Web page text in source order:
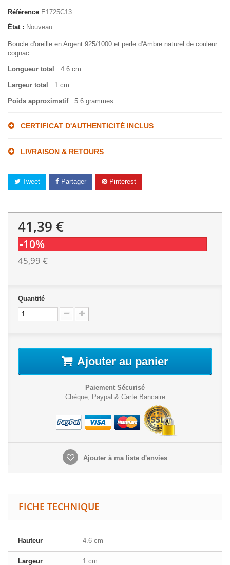
Référence E1725C13
État : Nouveau
Boucle d'oreille en Argent 925/1000 et perle d'Ambre naturel de couleur
cognac.
Longueur total : 4.6 cm
Largeur total : 1 cm
Poids approximatif : 5.6 grammes
CERTIFICAT D'AUTHENTICITÉ INCLUS
LIVRAISON & RETOURS
Tweet Partager Pinterest
41,39 €
-10%
45,99 €
Quantité
Ajouter au panier
Paiement Sécurisé
Chèque, Paypal & Carte Bancaire
Ajouter à ma liste d'envies
FICHE TECHNIQUE
Hauteur 4.6 cm
Largeur 1 cm